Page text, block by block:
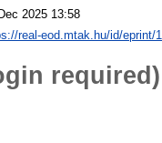
2025 13:58
real-eod.mtak.hu/id/eprint/
required)